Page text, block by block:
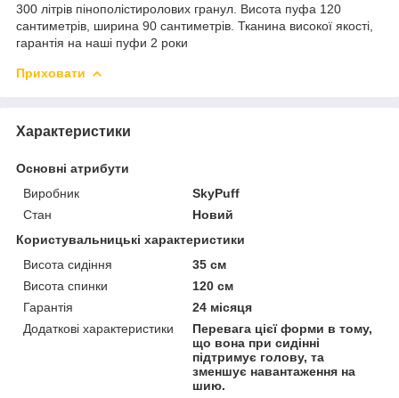
300 літрів пінополістиролових гранул. Висота пуфа 120
сантиметрів, ширина 90 сантиметрів. Тканина високої якості,
гарантія на наші пуфи 2 роки
Приховати
Характеристики
Основні атрибути
Виробник
SkyPuff
Стан
Новий
Користувальницькі характеристики
Висота сидіння
35 см
Висота спинки
120 см
Гарантія
24 місяця
Додаткові характеристики
Перевага цієї форми в тому,
що вона при сидінні
підтримує голову, та
зменшує навантаження на
шию.